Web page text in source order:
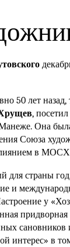
50 лет
,
Она
Союза
в
для страны
и
у
придворная
интерес» в